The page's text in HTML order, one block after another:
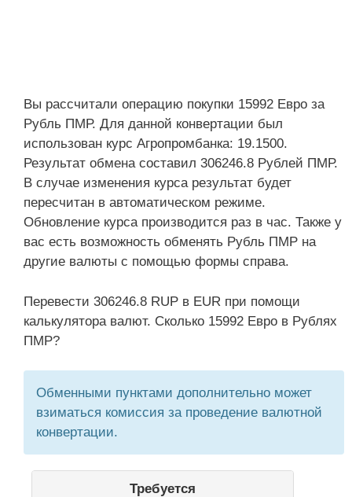
Вы рассчитали операцию покупки 15992 Евро за
Рубль ПМР. Для данной конвертации был
использован курс Агропромбанка: 19.1500.
Результат обмена составил 306246.8 Рублей ПМР.
В случае изменения курса результат будет
пересчитан в автоматическом режиме.
Обновление курса производится раз в час. Также у
вас есть возможность обменять Рубль ПМР на
другие валюты с помощью формы справа.
Перевести 306246.8 RUP в EUR при помощи
калькулятора валют. Сколько 15992 Евро в Рублях
ПМР?
Обменными пунктами дополнительно может
взиматься комиссия за проведение валютной
конвертации.
Требуется